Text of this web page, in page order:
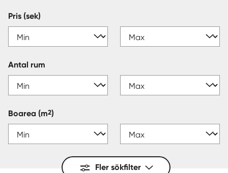
Pris (sek)
Antal rum
Boarea (m2)
Fler sökfilter